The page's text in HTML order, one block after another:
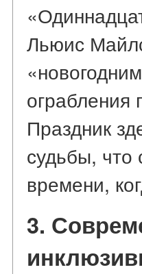
Льюис
ограбления
Праздник
судьбы, что
времени,
3.